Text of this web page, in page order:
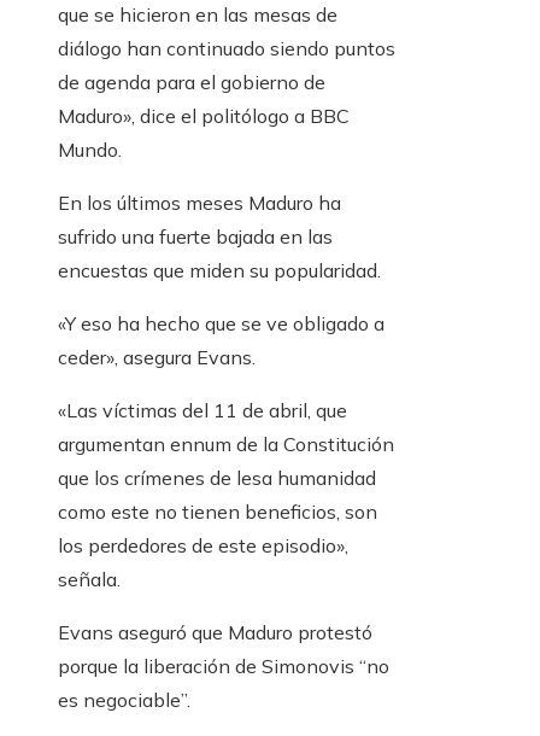
que se hicieron en las mesas de
diálogo han continuado siendo puntos
de agenda para el gobierno de
Maduro», dice el politólogo a BBC
Mundo.
En los últimos meses Maduro ha
sufrido una fuerte bajada en las
encuestas que miden su popularidad.
«Y eso ha hecho que se ve obligado a
ceder», asegura Evans.
«Las víctimas del 11 de abril, que
argumentan ennum de la Constitución
que los crímenes de lesa humanidad
como este no tienen beneficios, son
los perdedores de este episodio»,
señala.
Evans aseguró que Maduro protestó
porque la liberación de Simonovis “no
es negociable”.